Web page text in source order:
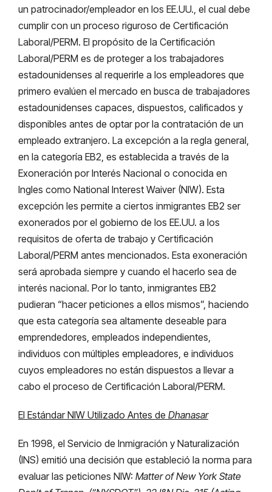
un patrocinador/empleador en los EE.UU., el cual debe
cumplir con un proceso riguroso de Certificación
Laboral/PERM. El propósito de la Certificación
Laboral/PERM es de proteger a los trabajadores
estadounidenses al requerirle a los empleadores que
primero evalúen el mercado en busca de trabajadores
estadounidenses capaces, dispuestos, calificados y
disponibles antes de optar por la contratación de un
empleado extranjero. La excepción a la regla general,
en la categoría EB2, es establecida a través de la
Exoneración por Interés Nacional o conocida en
Ingles como National Interest Waiver (NIW). Esta
excepción les permite a ciertos inmigrantes EB2 ser
exonerados por el gobierno de los EE.UU. a los
requisitos de oferta de trabajo y Certificación
Laboral/PERM antes mencionados. Esta exoneración
será aprobada siempre y cuando el hacerlo sea de
interés nacional. Por lo tanto, inmigrantes EB2
pudieran “hacer peticiones a ellos mismos”, haciendo
que esta categoría sea altamente deseable para
emprendedores, empleados independientes,
individuos con múltiples empleadores, e individuos
cuyos empleadores no están dispuestos a llevar a
cabo el proceso de Certificación Laboral/PERM.
El Estándar NIW Utilizado Antes de Dhanasar
En 1998, el Servicio de Inmigración y Naturalización
(INS) emitió una decisión que estableció la norma para
evaluar las peticiones NIW: Matter of New York State